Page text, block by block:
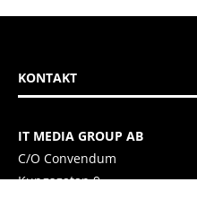
KONTAKT
IT MEDIA GROUP AB
C/O Convendum
Kungsgatan 9